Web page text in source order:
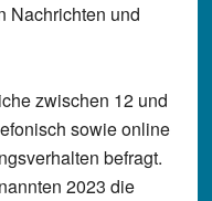
Nachrichten und
zwischen 12 und
sowie online
befragt.
2023 die